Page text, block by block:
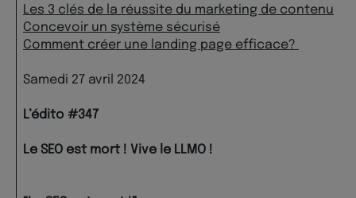
Les 3 clés de la réussite du marketing de contenu
Concevoir un système sécurisé
Comment créer une landing page efficace?
Samedi 27 avril 2024
L’édito #347
Le SEO est mort ! Vive le LLMO !